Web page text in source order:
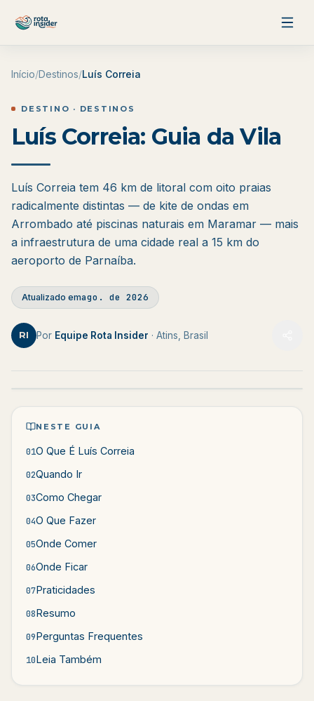
Início/Destinos/Luís Correia
DESTINO · DESTINOS
Luís Correia: Guia da Vila
Luís Correia tem 46 km de litoral com oito praias
radicalmente distintas — de kite de ondas em
Arrombado até piscinas naturais em Maramar — mais
a infraestrutura de uma cidade real a 15 km do
aeroporto de Parnaíba.
Atualizado emago. de 2026
RI Por Equipe Rota Insider · Atins, Brasil
NESTE GUIA
01O Que É Luís Correia
02Quando Ir
03Como Chegar
04O Que Fazer
05Onde Comer
06Onde Ficar
07Praticidades
08Resumo
09Perguntas Frequentes
10Leia Também